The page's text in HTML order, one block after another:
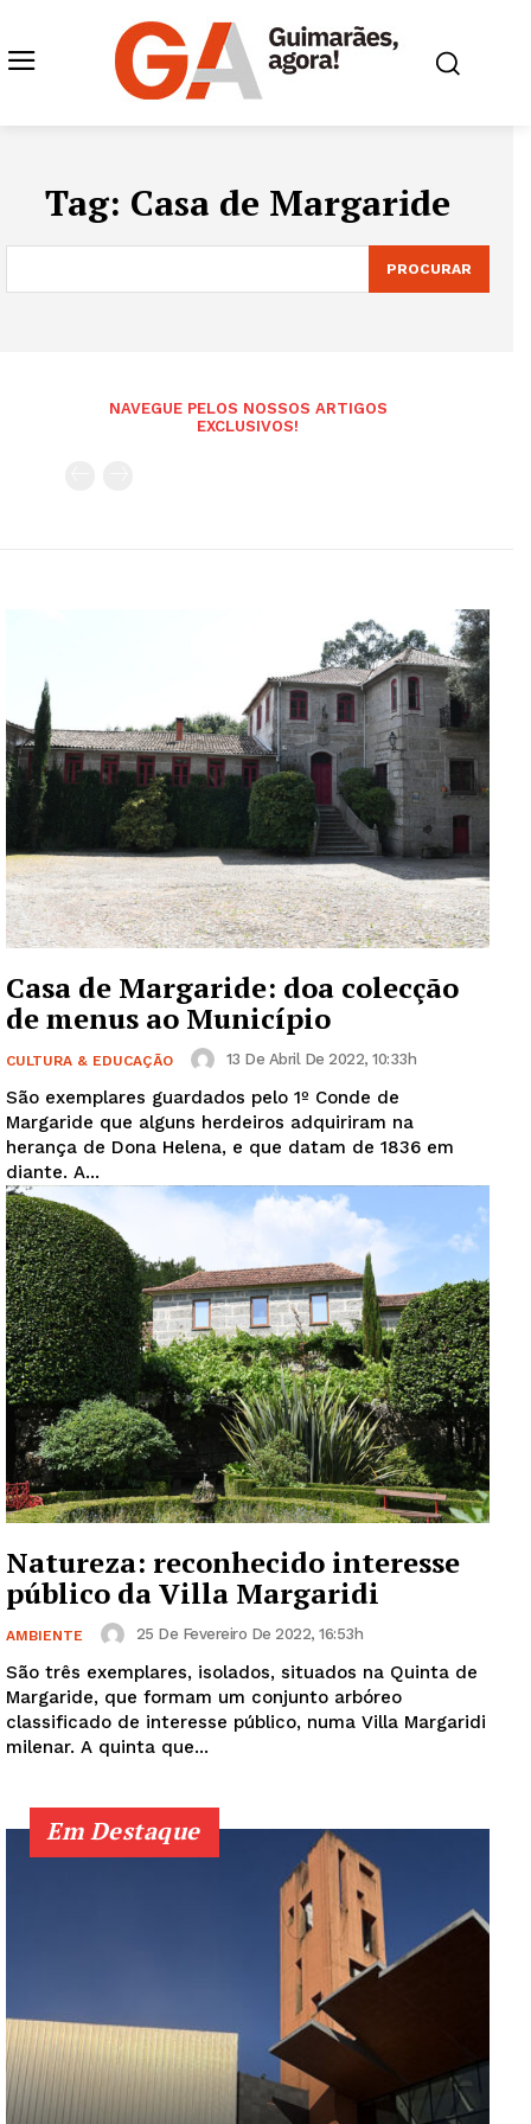
Tag: Casa de Margaride
PROCURAR
NAVEGUE PELOS NOSSOS ARTIGOS
EXCLUSIVOS!
Casa de Margaride: doa colecção
de menus ao Município
CULTURA & EDUCAÇÃO 13 De Abril De 2022, 10:33h
São exemplares guardados pelo 1º Conde de
Margaride que alguns herdeiros adquiriram na
herança de Dona Helena, e que datam de 1836 em
diante. A...
Natureza: reconhecido interesse
público da Villa Margaridi
AMBIENTE 25 De Fevereiro De 2022, 16:53h
São três exemplares, isolados, situados na Quinta de
Margaride, que formam um conjunto arbóreo
classificado de interesse público, numa Villa Margaridi
milenar. A quinta que...
Em Destaque